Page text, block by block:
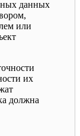
данных
или
их
должна